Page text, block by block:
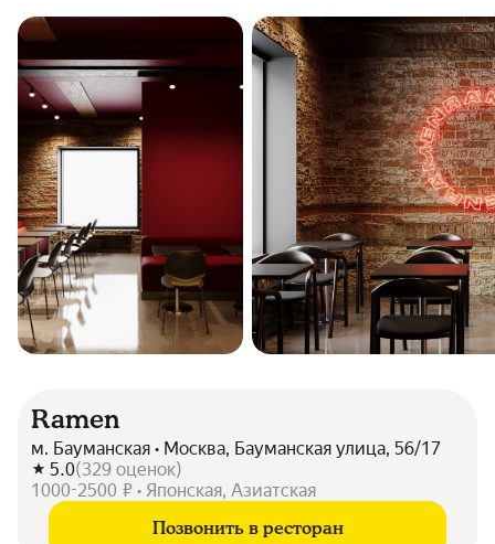
Ramen
м. Бауманская • Москва, Бауманская улица, 56/17
5.0(329 оценок)
1000-2500 ₽ • Японская, Азиатская
Позвонить в ресторан